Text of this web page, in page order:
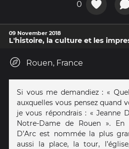
0
09 November 2018
L'histoire, la culture et les
Rouen, France
Si vous me demandiez : «
auxquelles vous pensez quand
je vous répondrais : « Jeanne
Notre-Dame de Rouen ». En
D’Arc est nommée la plus
aussi la place, la tour,